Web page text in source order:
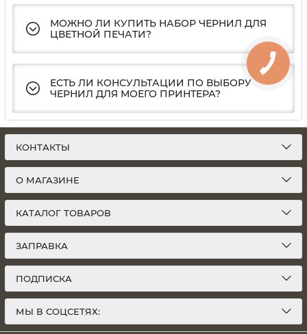
МОЖНО ЛИ КУПИТЬ НАБОР ЧЕРНИЛ ДЛЯ
ЦВЕТНОЙ ПЕЧАТИ?
ЕСТЬ ЛИ КОНСУЛЬТАЦИИ ПО ВЫБОРУ
ЧЕРНИЛ ДЛЯ МОЕГО ПРИНТЕРА?
КОНТАКТЫ
О МАГАЗИНЕ
КАТАЛОГ ТОВАРОВ
ЗАПРАВКА
ПОДПИСКА
МЫ В СОЦСЕТЯХ: